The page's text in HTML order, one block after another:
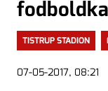
TISTRUP STADION
07-05-2017, 08:21